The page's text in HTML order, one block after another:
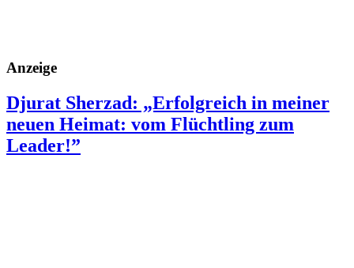
Anzeige
Djurat Sherzad: „Erfolgreich in meiner
neuen Heimat: vom Flüchtling zum
Leader!”